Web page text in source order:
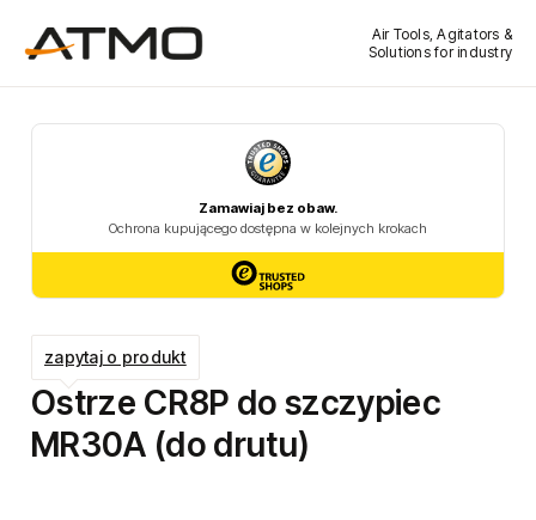
Air Tools, Agitators &
Solutions for industry
Ostrze CR8P do szczypiec
MR30A (do drutu)
zapytaj o produkt